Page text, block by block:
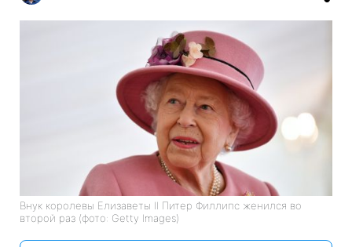
Внук королевы Елизаветы II Питер Филлипс женился во
второй раз (фото: Getty Images)